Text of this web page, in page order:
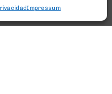
Impressum